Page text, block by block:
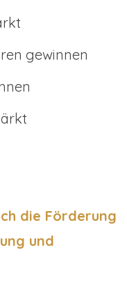
gewinnen
die Förderung
und